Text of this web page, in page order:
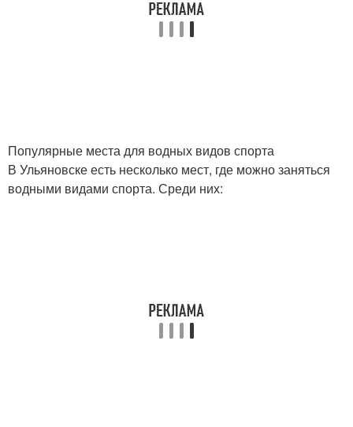
Популярные места для водных видов спорта
В Ульяновске есть несколько мест, где можно заняться
водными видами спорта. Среди них: